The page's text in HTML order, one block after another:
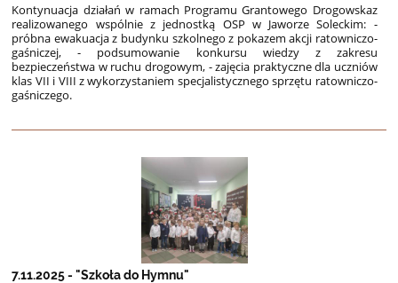
Kontynuacja działań w ramach Programu Grantowego Drogowskaz
realizowanego wspólnie z jednostką OSP w Jaworze Soleckim: -
próbna ewakuacja z budynku szkolnego z pokazem akcji ratowniczo-
gaśniczej, - podsumowanie konkursu wiedzy z zakresu
bezpieczeństwa w ruchu drogowym,- zajęcia praktyczne dla uczniów
klas VII i VIII z wykorzystaniem specjalistycznego sprzętu ratowniczo-
gaśniczego.
7.11.2025 - "Szkoła do Hymnu"